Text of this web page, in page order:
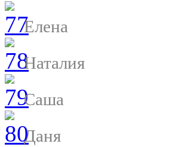
Елена
Наталия
Саша
Даня